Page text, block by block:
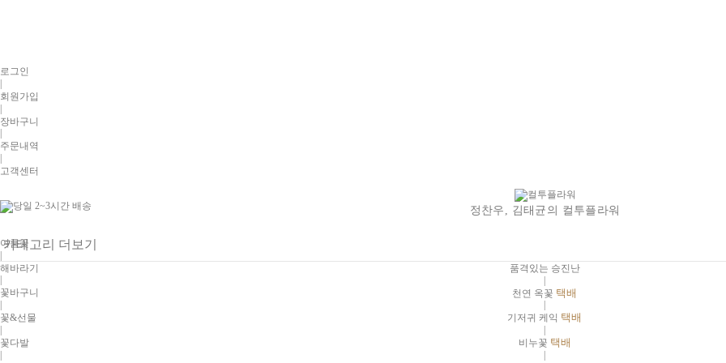
로그인
|
회원가입
|
장바구니
주문내역
고객센터
정찬우, 김태균의 컬투플라워
카테고리 더보기
품격있는 승진난
|
천연 옥꽃 택배
기저귀 케익 택배
비누꽃 택배
|
여름꽃
|
해바라기
꽃바구니
꽃&선물
|
꽃다발
|